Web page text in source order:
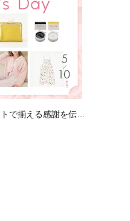
で揃える感謝を伝え